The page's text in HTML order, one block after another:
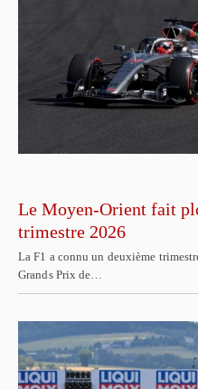
Le Moyen-Orient fait
trimestre 2026
La F1 a connu un deuxième
Grands Prix de…